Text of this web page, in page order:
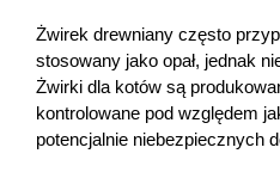
Żwirek drewniany często
stosowany jako opał, jednak
Żwirki dla kotów są
kontrolowane pod względem
potencjalnie niebezpiecznych